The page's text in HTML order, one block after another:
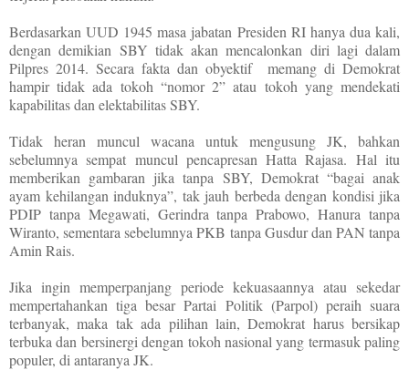
Berdasarkan UUD 1945 masa jabatan Presiden RI hanya dua kali,
dengan demikian SBY tidak akan mencalonkan diri lagi dalam
Pilpres 2014. Secara fakta dan obyektif
memang di Demokrat
hampir tidak ada tokoh “nomor 2” atau tokoh yang mendekati
kapabilitas dan elektabilitas SBY.
Tidak heran muncul wacana untuk mengusung JK, bahkan
sebelumnya sempat muncul pencapresan Hatta Rajasa. Hal itu
memberikan gambaran jika tanpa SBY, Demokrat “bagai anak
ayam kehilangan induknya”, tak jauh berbeda dengan kondisi jika
PDIP tanpa Megawati, Gerindra tanpa Prabowo, Hanura tanpa
Wiranto, sementara sebelumnya PKB tanpa Gusdur dan PAN tanpa
Amin Rais.
Jika ingin memperpanjang periode kekuasaannya atau sekedar
mempertahankan tiga besar Partai Politik (Parpol) peraih suara
terbanyak, maka tak ada pilihan lain, Demokrat harus bersikap
terbuka dan bersinergi dengan tokoh nasional yang termasuk paling
populer, di antaranya JK.